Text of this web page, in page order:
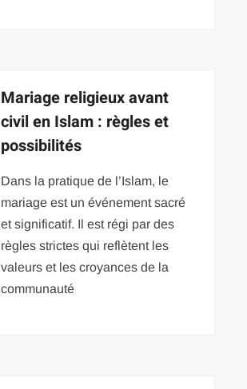
Mariage religieux avant
civil en Islam : règles et
possibilités
Dans la pratique de l’Islam, le
mariage est un événement sacré
et significatif. Il est régi par des
règles strictes qui reflètent les
valeurs et les croyances de la
communauté